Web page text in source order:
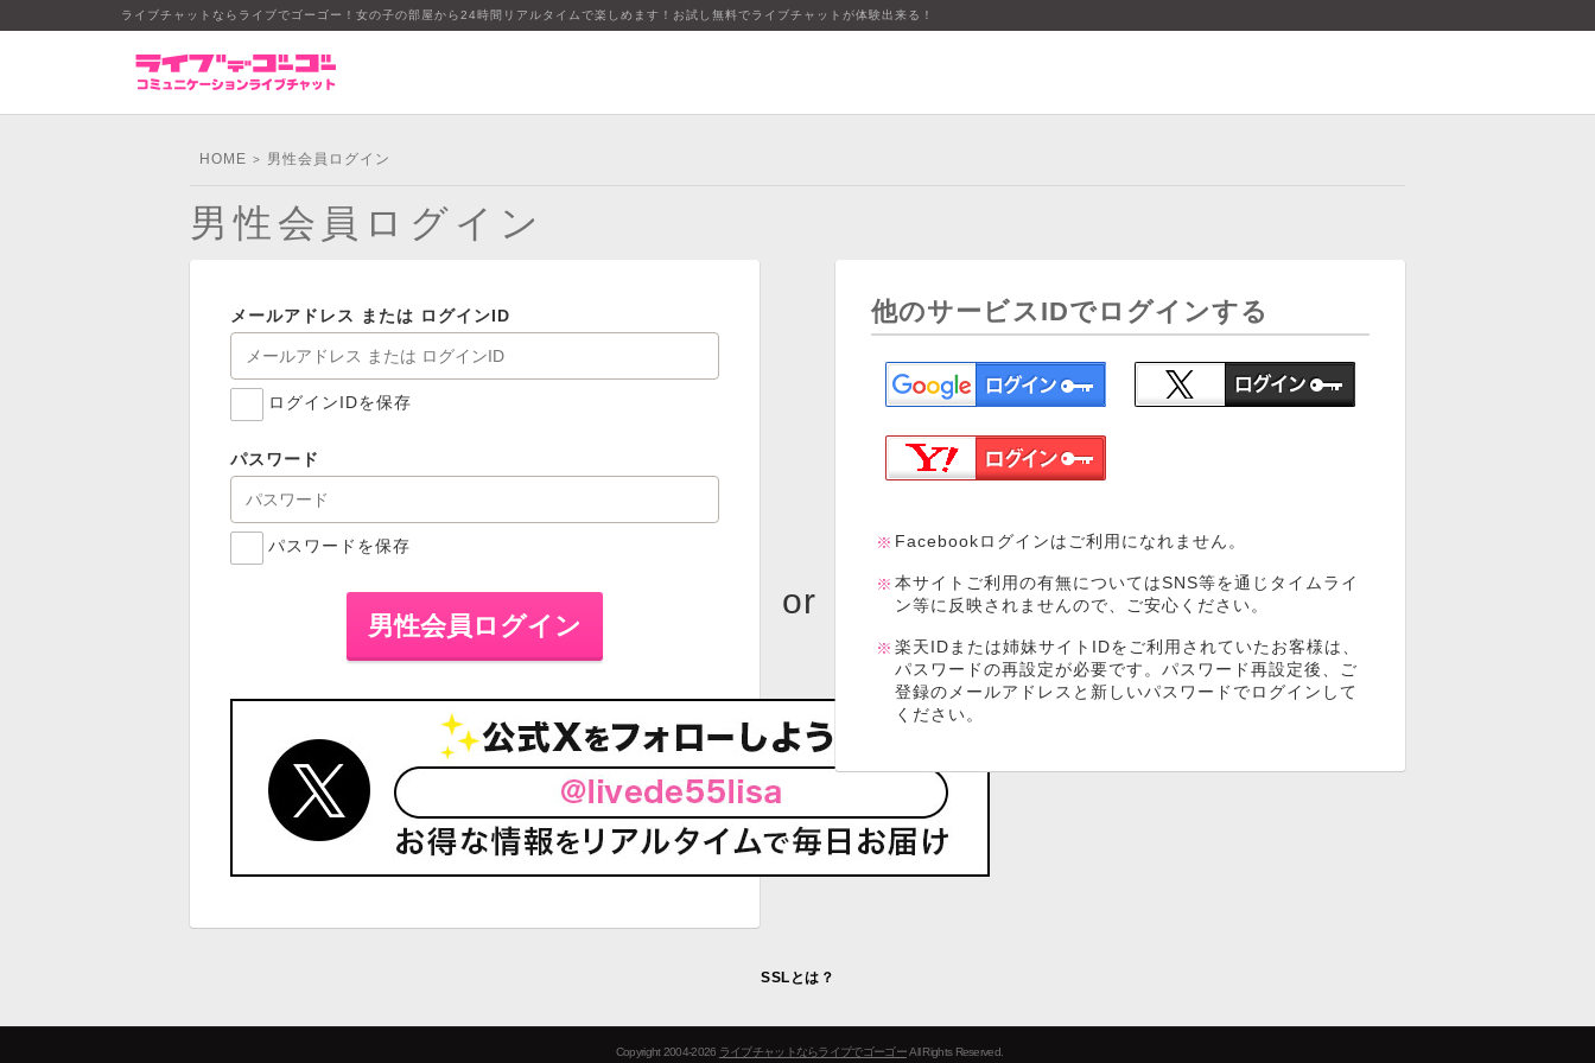
ライブチャットならライブでゴーゴー！女の子の部屋から24時間リアルタイムで楽しめます！お試し無料でライブチャットが体験出来る！
HOME > 男性会員ログイン
男性会員ログイン
メールアドレス または ログインID
ログインIDを保存
パスワード
パスワードを保存
他のサービスIDでログインする
Facebookログインはご利用になれません。
本サイトご利用の有無についてはSNS等を通じタイムライ
ン等に反映されませんので、ご安心ください。
楽天IDまたは姉妹サイトIDをご利用されていたお客様は、
パスワードの再設定が必要です。パスワード再設定後、ご
登録のメールアドレスと新しいパスワードでログインして
ください。
SSLとは？
Copyright 2004-2026 ライブチャットならライブでゴーゴーAll Rights Reserved.